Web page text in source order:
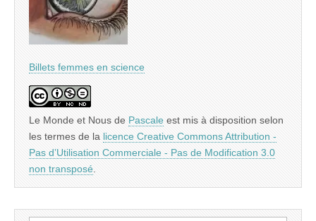
Billets femmes en science
Le Monde et Nous de Pascale est mis à disposition selon
les termes de la licence Creative Commons Attribution -
Pas d’Utilisation Commerciale - Pas de Modification 3.0
non transposé